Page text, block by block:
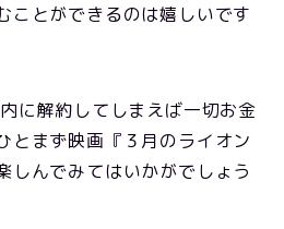
ことができるのは嬉しいです
に解約してしまえば一切お金
とまず映画『３月のライオン
しんでみてはいかがでしょう